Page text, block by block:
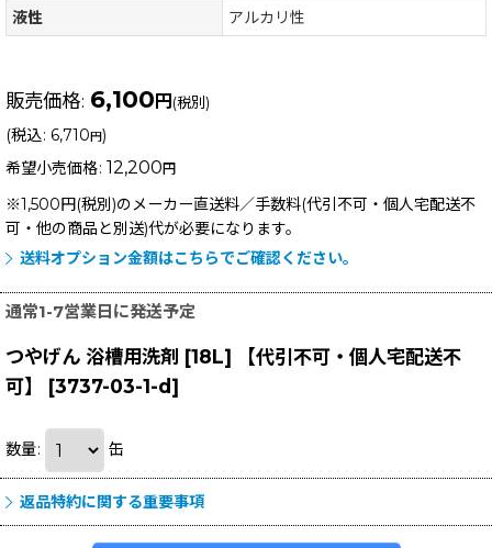
液性
アルカリ性
販売価格: 6,100 円 (税別)
(税込: 6,710 円)
希望小売価格: 12,200 円
※1,500円(税別)のメーカー直送料／手数料(代引不可・個人宅配送不
可・他の商品と別送)代が必要になります。
送料オプション金額はこちらでご確認ください。
通常1-7営業日に発送予定
つやげん 浴槽用洗剤 [18L] 【代引不可・個人宅配送不
可】
[3737-03-1-d]
数量: 缶
返品特約に関する重要事項